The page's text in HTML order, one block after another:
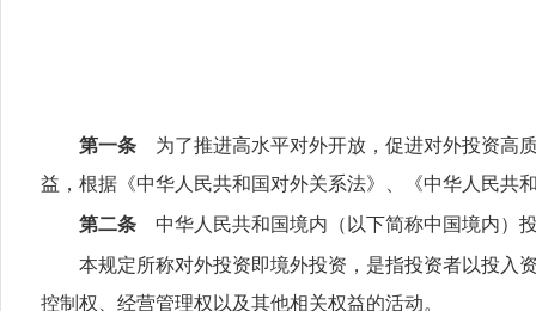
第一条 为了推进高水平对外开放，促进对外投资高
益，根据《中华人民共和国对外关系法》、《中华人民共
第二条 中华人民共和国境内（以下简称中国境内）
本规定所称对外投资即境外投资，是指投资者以投入
控制权、经营管理权以及其他相关权益的活动。